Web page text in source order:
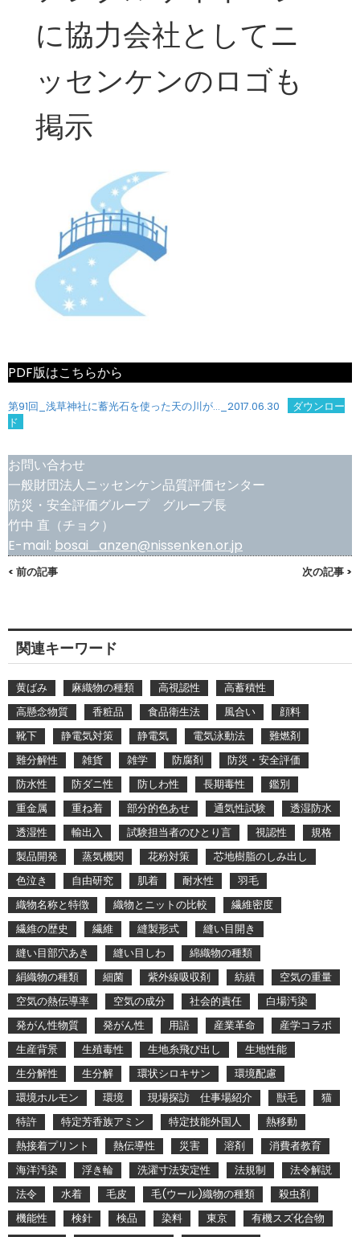
に協力会社としてニ
ッセンケンのロゴも
掲示
PDF版はこちらから
第91回_浅草神社に蓄光石を使った天の川が…_2017.06.30
ダウンロー
ド
お問い合わせ
一般財団法人ニッセンケン品質評価センター
防災・安全評価グループ グループ長
竹中 直（チョク）
E-mail: bosai_anzen@nissenken.or.jp
< 前の記事 次の記事 >
関連キーワード
黄ばみ 麻織物の種類 高視認性
高蓄積性
高懸念物質
香粧品 食品衛生法 風合い
顔料
靴下
静電気対策 静電気 電気泳動法
難燃剤
難分解性
雑貨 雑学 防腐剤
防災・安全評価
防水性
防ダニ性 防しわ性 長期毒性
鑑別
重金属
重ね着 部分的色あせ 通気性試験
透湿防水
透湿性
輸出入 試験担当者のひとり言 視認性
規格
製品開発
蒸気機関 花粉対策
芯地樹脂のしみ出し
色泣き
自由研究 肌着 耐水性
羽毛
織物名称と特徴
織物とニットの比較
繊維密度
繊維の歴史
繊維 縫製形式
縫い目開き
縫い目部穴あき
縫い目しわ
綿織物の種類
絹織物の種類
細菌 紫外線吸収剤 紡績
空気の重量
空気の熱伝導率
空気の成分 社会的責任
白場汚染
発がん性物質
発がん性 用語 産業革命
産学コラボ
生産背景
生殖毒性 生地糸飛び出し
生地性能
生分解性
生分解 環状シロキサン
環境配慮
環境ホルモン
環境 現場探訪 仕事場紹介 獣毛
猫
特許
特定芳香族アミン 特定技能外国人
熱移動
熱接着プリント
熱伝導性 災害 溶剤
消費者教育
海洋汚染
浮き輪 洗濯寸法安定性 法規制
法令解説
法令
水着 毛皮 毛(ウール)織物の種類
殺虫剤
機能性
検針 検品 染料 東京
有機スズ化合物